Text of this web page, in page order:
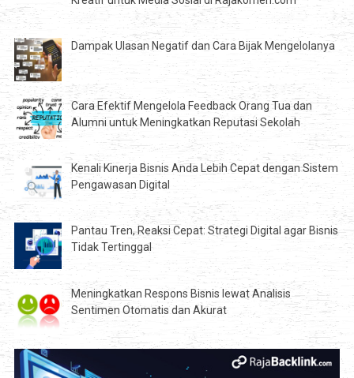
Dampak Ulasan Negatif dan Cara Bijak Mengelolanya
Cara Efektif Mengelola Feedback Orang Tua dan
Alumni untuk Meningkatkan Reputasi Sekolah
Kenali Kinerja Bisnis Anda Lebih Cepat dengan Sistem
Pengawasan Digital
Pantau Tren, Reaksi Cepat: Strategi Digital agar Bisnis
Tidak Tertinggal
Meningkatkan Respons Bisnis lewat Analisis
Sentimen Otomatis dan Akurat